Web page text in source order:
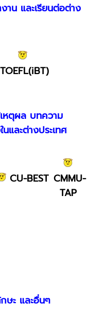
น และเรียนต่อต่าง
TOEFL(iBT)
ตุผล บทความ
และต่างประเทศ
CU-BEST CMMU-
TAP
ษะ และอื่นๆ